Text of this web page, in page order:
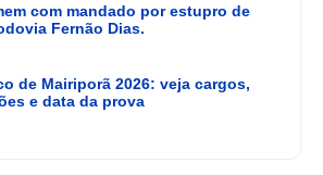
com mandado por estupro de
Fernão Dias.
de Mairiporã 2026: veja cargos,
e data da prova